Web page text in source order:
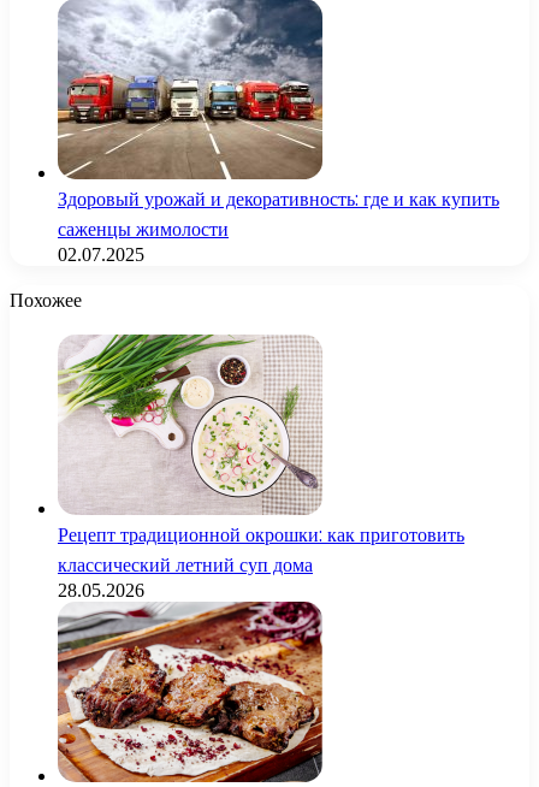
Здоровый урожай и декоративность: где и как купить
саженцы жимолости
02.07.2025
Похожее
Рецепт традиционной окрошки: как приготовить
классический летний суп дома
28.05.2026